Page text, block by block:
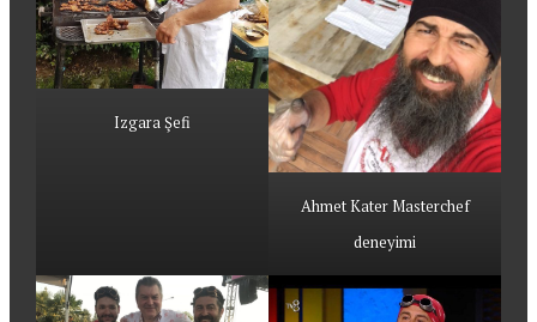
Izgara Şefi
Ahmet Kater Masterchef
deneyimi